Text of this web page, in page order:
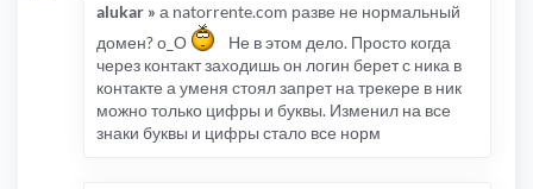
alukar » а natorrente.com разве не нормальный
домен? о_О
Не в этом дело. Просто когда
через контакт заходишь он логин берет с ника в
контакте а уменя стоял запрет на трекере в ник
можно только цифры и буквы. Изменил на все
знаки буквы и цифры стало все норм